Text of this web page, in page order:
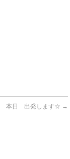
本日 出発します☆ →